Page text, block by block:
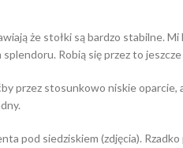
że stołki są bardzo stabilne. Mi
Robią się przez to
przez stosunkowo niskie oparcie,
pod siedziskiem (zdjęcia). Rzadko